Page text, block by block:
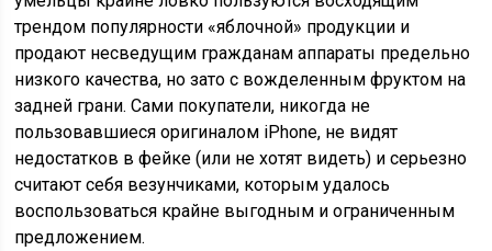
трендом популярности «яблочной» продукции и
продают несведущим гражданам аппараты предельно
низкого качества, но зато с вожделенным фруктом на
задней грани. Сами покупатели, никогда не
пользовавшиеся оригиналом iPhone, не видят
недостатков в фейке (или не хотят видеть) и серьезно
считают себя везунчиками, которым удалось
воспользоваться крайне выгодным и ограниченным
предложением.